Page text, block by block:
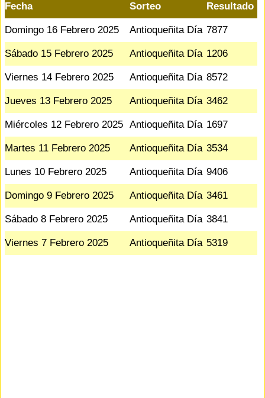
Fecha Sorteo Resultado
Domingo 16 Febrero 2025 Antioqueñita Día 7877
Sábado 15 Febrero 2025 Antioqueñita Día 1206
Viernes 14 Febrero 2025 Antioqueñita Día 8572
Jueves 13 Febrero 2025 Antioqueñita Día 3462
Miércoles 12 Febrero 2025 Antioqueñita Día 1697
Martes 11 Febrero 2025 Antioqueñita Día 3534
Lunes 10 Febrero 2025 Antioqueñita Día 9406
Domingo 9 Febrero 2025 Antioqueñita Día 3461
Sábado 8 Febrero 2025 Antioqueñita Día 3841
Viernes 7 Febrero 2025 Antioqueñita Día 5319